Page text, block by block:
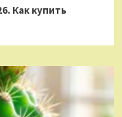
Как купить